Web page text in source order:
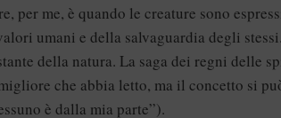
me, è quando le creature sono
umani e della salvaguardia degli
della natura. La saga dei regni delle
che abbia letto, ma il concetto si
è dalla mia parte”).